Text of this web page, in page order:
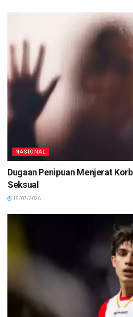
NASIONAL
Dugaan Penipuan Menjerat
Seksual
18/07/2026